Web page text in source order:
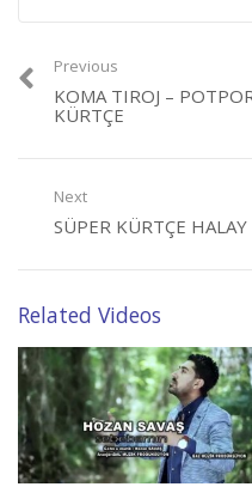
Previous
KOMA TIROJ –
KÜRTÇE
Next
SÜPER KÜRTÇE
Related Videos